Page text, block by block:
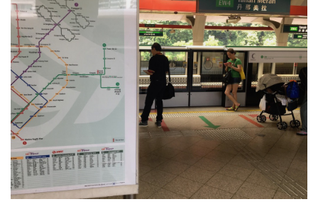
教學評測
EduTech
IT Times
生成式AI與雲端應用
Enterprise Digital Transformation
特集